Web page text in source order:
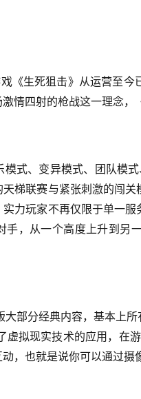
《生死狙击》从运营至
情四射的枪战这一理念，
式、变异模式、团队模
梯联赛与紧张刺激的闯
力玩家不再仅限于单一
手，从一个高度上升到另
大部分经典内容，基本上
虚拟现实技术的应用，在
，也就是说你可以通过摄